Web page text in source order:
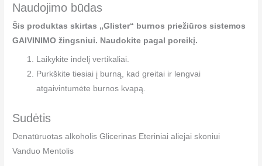
Naudojimo būdas
Šis produktas skirtas „Glister“ burnos priežiūros sistemos
GAIVINIMO žingsniui. Naudokite pagal poreikį.
Laikykite indelį vertikaliai.
Purkškite tiesiai į burną, kad greitai ir lengvai
atgaivintumėte burnos kvapą.
Sudėtis
Denatūruotas alkoholis Glicerinas Eteriniai aliejai skoniui
Vanduo Mentolis